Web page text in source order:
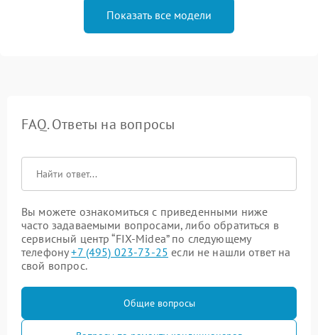
Показать все модели
FAQ. Ответы на вопросы
Вы можете ознакомиться с приведенными ниже
часто задаваемыми вопросами, либо обратиться в
сервисный центр “FIX-Midea” по следующему
телефону+7 (495) 023-73-25 если не нашли ответ на
свой вопрос.
Общие вопросы